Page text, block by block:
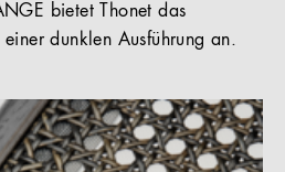
bietet Thonet das
einer dunklen Ausführung an.